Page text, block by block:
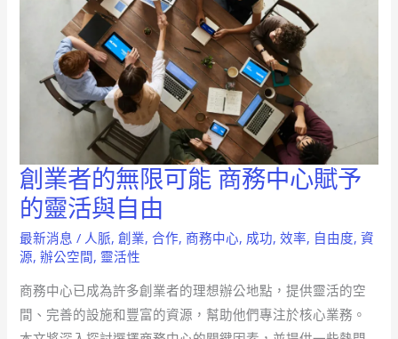
創業者的無限可能 商務中心賦予
的靈活與自由
最新消息 / 人脈,創業,合作, 商務中心, 成功,效率, 自由度,資
源,辦公空間, 靈活性
商務中心已成為許多創業者的理想辦公地點，提供靈活的空
間、完善的設施和豐富的資源，幫助他們專注於核心業務。
創
業
者
的
限
可